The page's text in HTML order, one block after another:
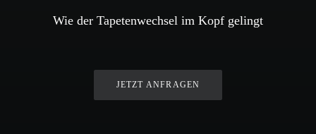
Wie der Tapetenwechsel im Kopf gelingt
JETZT ANFRAGEN